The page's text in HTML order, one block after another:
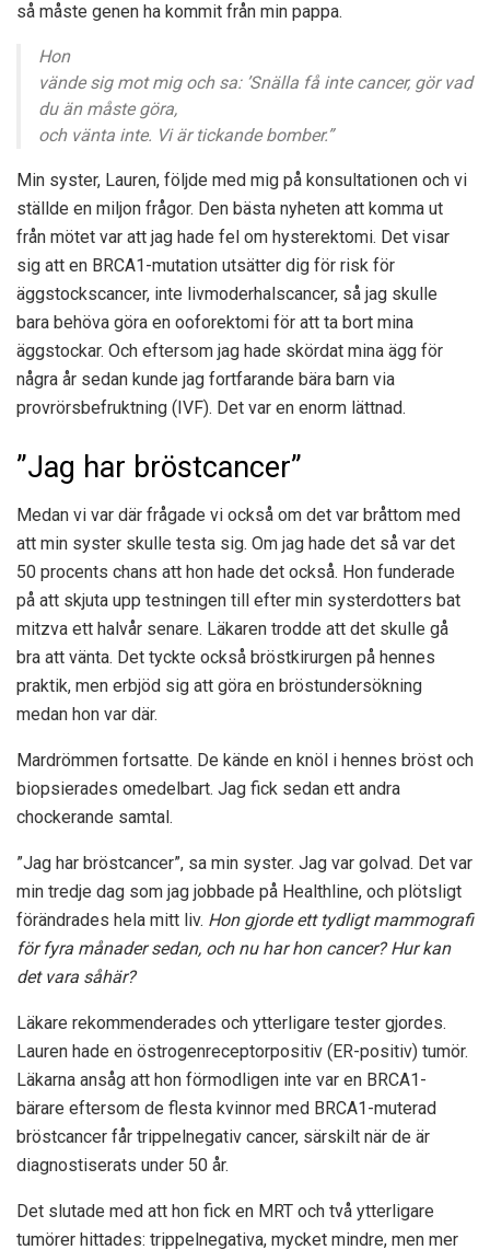
så måste genen ha kommit från min pappa.
Hon
vände sig mot mig och sa: ’Snälla få inte cancer, gör vad
du än måste göra,
och vänta inte. Vi är tickande bomber.”
Min syster, Lauren, följde med mig på konsultationen och vi
ställde en miljon frågor. Den bästa nyheten att komma ut
från mötet var att jag hade fel om hysterektomi. Det visar
sig att en BRCA1-mutation utsätter dig för risk för
äggstockscancer, inte livmoderhalscancer, så jag skulle
bara behöva göra en ooforektomi för att ta bort mina
äggstockar. Och eftersom jag hade skördat mina ägg för
några år sedan kunde jag fortfarande bära barn via
provrörsbefruktning (IVF). Det var en enorm lättnad.
”Jag har bröstcancer”
Medan vi var där frågade vi också om det var bråttom med
att min syster skulle testa sig. Om jag hade det så var det
50 procents chans att hon hade det också. Hon funderade
på att skjuta upp testningen till efter min systerdotters bat
mitzva ett halvår senare. Läkaren trodde att det skulle gå
bra att vänta. Det tyckte också bröstkirurgen på hennes
praktik, men erbjöd sig att göra en bröstundersökning
medan hon var där.
Mardrömmen fortsatte. De kände en knöl i hennes bröst och
biopsierades omedelbart. Jag fick sedan ett andra
chockerande samtal.
”Jag har bröstcancer”, sa min syster. Jag var golvad. Det var
min tredje dag som jag jobbade på Healthline, och plötsligt
förändrades hela mitt liv. Hon gjorde ett tydligt mammografi
för fyra månader sedan, och nu har hon cancer? Hur kan
det vara såhär?
Läkare rekommenderades och ytterligare tester gjordes.
Lauren hade en östrogenreceptorpositiv (ER-positiv) tumör.
Läkarna ansåg att hon förmodligen inte var en BRCA1-
bärare eftersom de flesta kvinnor med BRCA1-muterad
bröstcancer får trippelnegativ cancer, särskilt när de är
diagnostiserats under 50 år.
Det slutade med att hon fick en MRT och två ytterligare
tumörer hittades: trippelnegativa, mycket mindre, men mer